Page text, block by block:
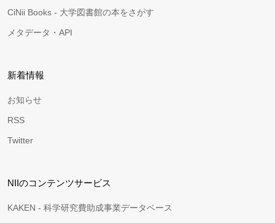
CiNii Books - 大学図書館の本をさがす
メタデータ・API
新着情報
お知らせ
RSS
Twitter
NIIのコンテンツサービス
KAKEN - 科学研究費助成事業データベース